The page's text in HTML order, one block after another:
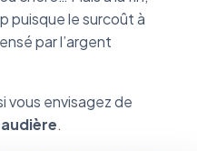
puisque le surcoût à
par l’argent
vous envisagez de
.